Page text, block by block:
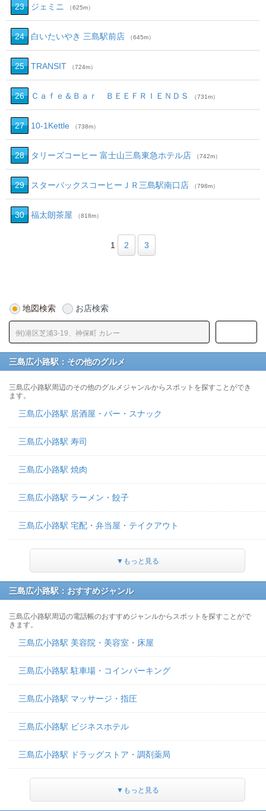
23 ジェミニ （625m）
24 白いたいやき 三島駅前店 （645m）
25 TRANSIT （724m）
26 Ｃａｆｅ＆Ｂａｒ ＢＥＥＦＲＩＥＮＤＳ （731m）
27 10‐1Kettle （738m）
28 タリーズコーヒー 富士山三島東急ホテル店 （742m）
29 スターバックスコーヒーＪＲ三島駅南口店 （798m）
30 福太朗茶屋 （818m）
1 2 3
地図検索 お店検索
三島広小路駅：その他のグルメ
三島広小路駅周辺のその他のグルメジャンルからスポットを探すことができ
ます。
三島広小路駅 居酒屋・バー・スナック
三島広小路駅 寿司
三島広小路駅 焼肉
三島広小路駅 ラーメン・餃子
三島広小路駅 宅配・弁当屋・テイクアウト
▼もっと見る
三島広小路駅：おすすめジャンル
三島広小路駅周辺の電話帳のおすすめジャンルからスポットを探すことがで
きます。
三島広小路駅 美容院・美容室・床屋
三島広小路駅 駐車場・コインパーキング
三島広小路駅 マッサージ・指圧
三島広小路駅 ビジネスホテル
三島広小路駅 ドラッグストア・調剤薬局
▼もっと見る